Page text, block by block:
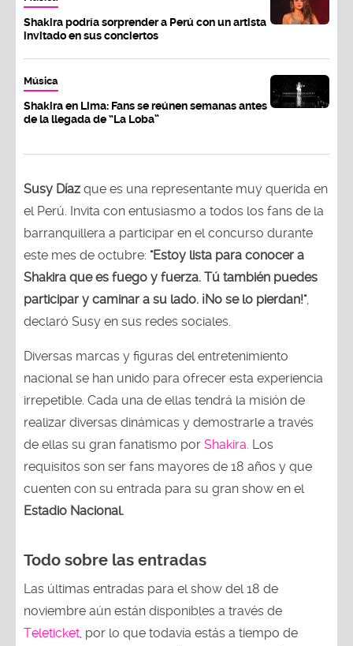
Shakira podría sorprender a Perú con un artista
invitado en sus conciertos
Música
Shakira en Lima: Fans se reúnen semanas antes
de la llegada de “La Loba”
Susy Díaz que es una representante muy querida en
el Perú. Invita con entusiasmo a todos los fans de la
barranquillera a participar en el concurso durante
este mes de octubre: "Estoy lista para conocer a
Shakira que es fuego y fuerza. Tú también puedes
participar y caminar a su lado. ¡No se lo pierdan!",
declaró Susy en sus redes sociales.
Diversas marcas y figuras del entretenimiento
nacional se han unido para ofrecer esta experiencia
irrepetible. Cada una de ellas tendrá la misión de
realizar diversas dinámicas y demostrarle a través
de ellas su gran fanatismo por Shakira. Los
requisitos son ser fans mayores de 18 años y que
cuenten con su entrada para su gran show en el
Estadio Nacional.
Todo sobre las entradas
Las últimas entradas para el show del 18 de
noviembre aún están disponibles a través de
Teleticket , por lo que todavía estás a tiempo de